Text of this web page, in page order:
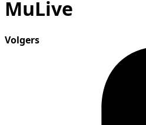
MuLive
Volgers